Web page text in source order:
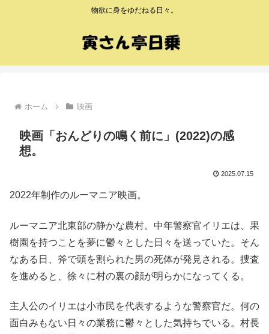
物欲に身をゆだねる日々。
ホーム 映画
映画「おんどりの鳴く前に」(2022)の感
想。
2025.07.15
2022年制作のルーマニア映画。
ルーマニア北東部の静かな農村。中年警察官イリエは、果
樹園を持つことを夢に鬱々とした日々を送っていた。そん
なある日、斧で頭を割られた男の死体が発見される。捜査
を進めると、徐々に村の裏の顔が明らかになってくる。
主人公のイリエは小市民を代表するような警察官だ。何の
面白みもない日々の業務に鬱々とした気持ちでいる。村長